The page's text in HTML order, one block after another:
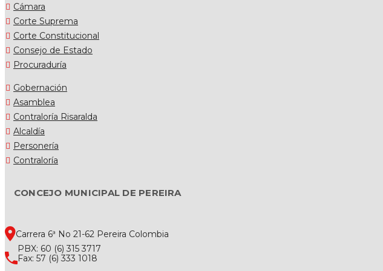
Cámara
Corte Suprema
Corte Constitucional
Consejo de Estado
Procuraduría
Gobernación
Asamblea
Contraloría Risaralda
Alcaldía
Personería
Contraloría
CONCEJO MUNICIPAL DE PEREIRA
Carrera 6ª No 21-62 Pereira Colombia
PBX: 60 (6) 315 3717
Fax: 57 (6) 333 1018